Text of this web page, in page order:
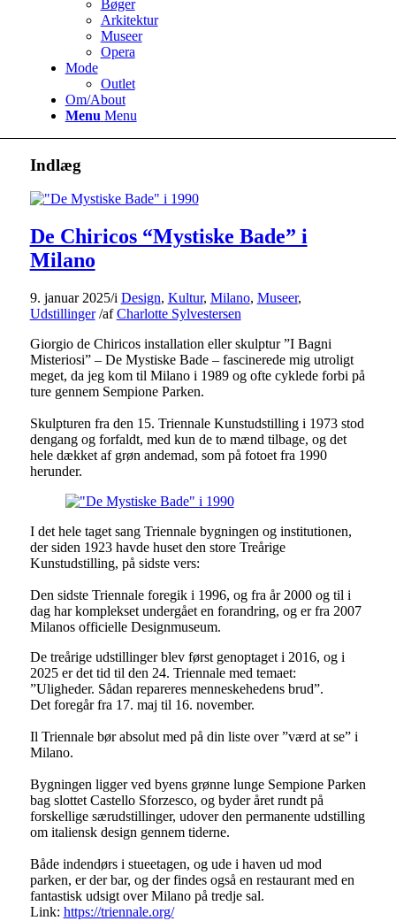
Bøger
Arkitektur
Museer
Opera
Mode
Outlet
Om/About
Menu Menu
Indlæg
De Chiricos “Mystiske Bade” i
Milano
9. januar 2025/i Design, Kultur, Milano, Museer,
Udstillinger /afCharlotte Sylvestersen
Giorgio de Chiricos installation eller skulptur ”I Bagni
Misteriosi” – De Mystiske Bade – fascinerede mig utroligt
meget, da jeg kom til Milano i 1989 og ofte cyklede forbi på
ture gennem Sempione Parken.
Skulpturen fra den 15. Triennale Kunstudstilling i 1973 stod
dengang og forfaldt, med kun de to mænd tilbage, og det
hele dækket af grøn andemad, som på fotoet fra 1990
herunder.
I det hele taget sang Triennale bygningen og institutionen,
der siden 1923 havde huset den store Treårige
Kunstudstilling, på sidste vers:
Den sidste Triennale foregik i 1996, og fra år 2000 og til i
dag har komplekset undergået en forandring, og er fra 2007
Milanos officielle Designmuseum.
De treårige udstillinger blev først genoptaget i 2016, og i
2025 er det tid til den 24. Triennale med temaet:
”Uligheder. Sådan repareres menneskehedens brud”.
Det foregår fra 17. maj til 16. november.
Il Triennale bør absolut med på din liste over ”værd at se” i
Milano.
Bygningen ligger ved byens grønne lunge Sempione Parken
bag slottet Castello Sforzesco, og byder året rundt på
forskellige særudstillinger, udover den permanente udstilling
om italiensk design gennem tiderne.
Både indendørs i stueetagen, og ude i haven ud mod
parken, er der bar, og der findes også en restaurant med en
fantastisk udsigt over Milano på tredje sal.
Link: https://triennale.org/